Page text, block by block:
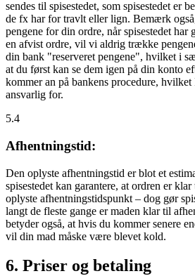
sendes til spisestedet, som spisestedet er
de fx har for travlt eller lign. Bemærk
pengene for din ordre, når spisestedet
en afvist ordre, vil vi aldrig trække
din bank "reserveret pengene", hvilket i
at du først kan se dem igen på din konto
kommer an på bankens procedure,
ansvarlig for.
5.4
Afhentningstid:
Den oplyste afhentningstid er blot et
spisestedet kan garantere, at ordren er
oplyste afhentningstidspunkt – dog gør
langt de fleste gange er maden klar til
betyder også, at hvis du kommer senere
vil din mad måske være blevet kold.
6. Priser og betaling